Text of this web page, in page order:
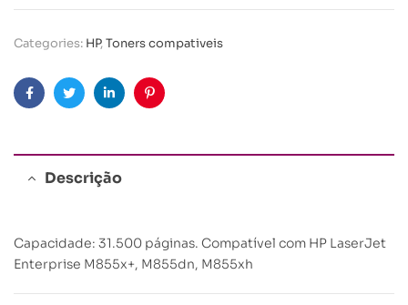
Categories: HP,Toners compativeis
FacebookTwitterLinkedinPinterest
Descrição
Capacidade: 31.500 páginas. Compatível com HP LaserJet
Enterprise M855x+, M855dn, M855xh